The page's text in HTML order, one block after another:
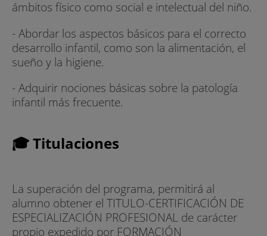
ámbitos físico como social e intelectual del niño.
- Abordar los aspectos básicos para el correcto
desarrollo infantil, como son la alimentación, el
sueño y la higiene.
- Adquirir nociones básicas sobre la patología
infantil más frecuente.
🎓 Titulaciones
La superación del programa, permitirá al
alumno obtener el TITULO-CERTIFICACIÓN DE
ESPECIALIZACIÓN PROFESIONAL de carácter
propio expedido por FORMACIÓN